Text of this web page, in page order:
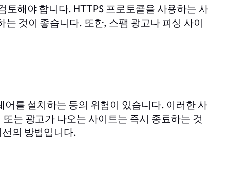
토해야 합니다. HTTPS 프로토콜을 사용하는 사
것이 좋습니다. 또한, 스팸 광고나 피싱 사이
를 설치하는 등의 위험이 있습니다. 이러한 사
는 광고가 나오는 사이트는 즉시 종료하는 것
의 방법입니다.